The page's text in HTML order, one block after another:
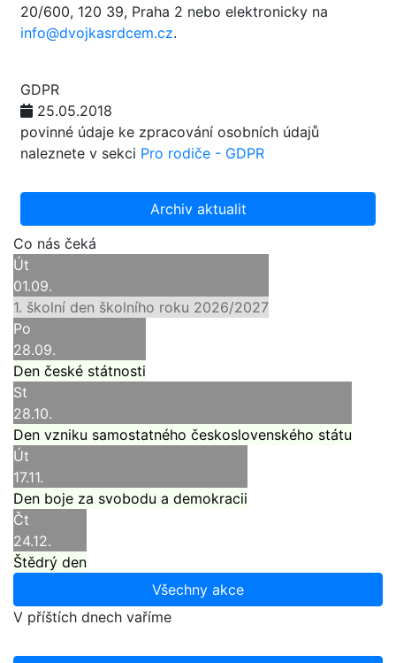
20/600, 120 39, Praha 2 nebo elektronicky na
info@dvojkasrdcem.cz.
GDPR
25.05.2018
povinné údaje ke zpracování osobních údajů
naleznete v sekci Pro rodiče - GDPR
Archiv aktualit
Co nás čeká
Út
01.09.
1. školní den školního roku 2026/2027
Po
28.09.
Den české státnosti
St
28.10.
Den vzniku samostatného československého státu
Út
17.11.
Den boje za svobodu a demokracii
Čt
24.12.
Štědrý den
Všechny akce
V příštích dnech vaříme